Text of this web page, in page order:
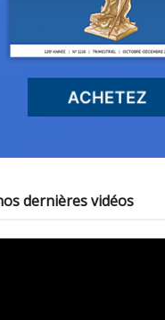
dernières vidéos